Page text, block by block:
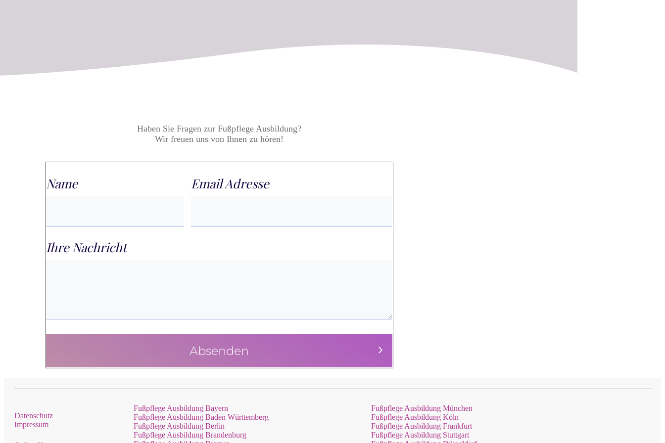
Haben Sie Fragen zur Fußpflege Ausbildung?
Wir freuen uns von Ihnen zu hören!
Name Email Adresse
Ihre Nachricht
Absenden
Datenschutz
Impressum
Fußpflege Ausbildung Bayern
Fußpflege Ausbildung Baden Württemberg
Fußpflege Ausbildung Berlin
Fußpflege Ausbildung Brandenburg
Fußpflege Ausbildung München
Fußpflege Ausbildung Köln
Fußpflege Ausbildung Frankfurt
Fußpflege Ausbildung Stuttgart